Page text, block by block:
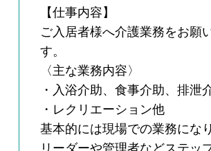
【仕事内容】
ご入居者様へ介護業務をお願
す。
〈主な業務内容〉
・入浴介助、食事介助、排泄
・レクリエーション他
基本的には現場での業務にな